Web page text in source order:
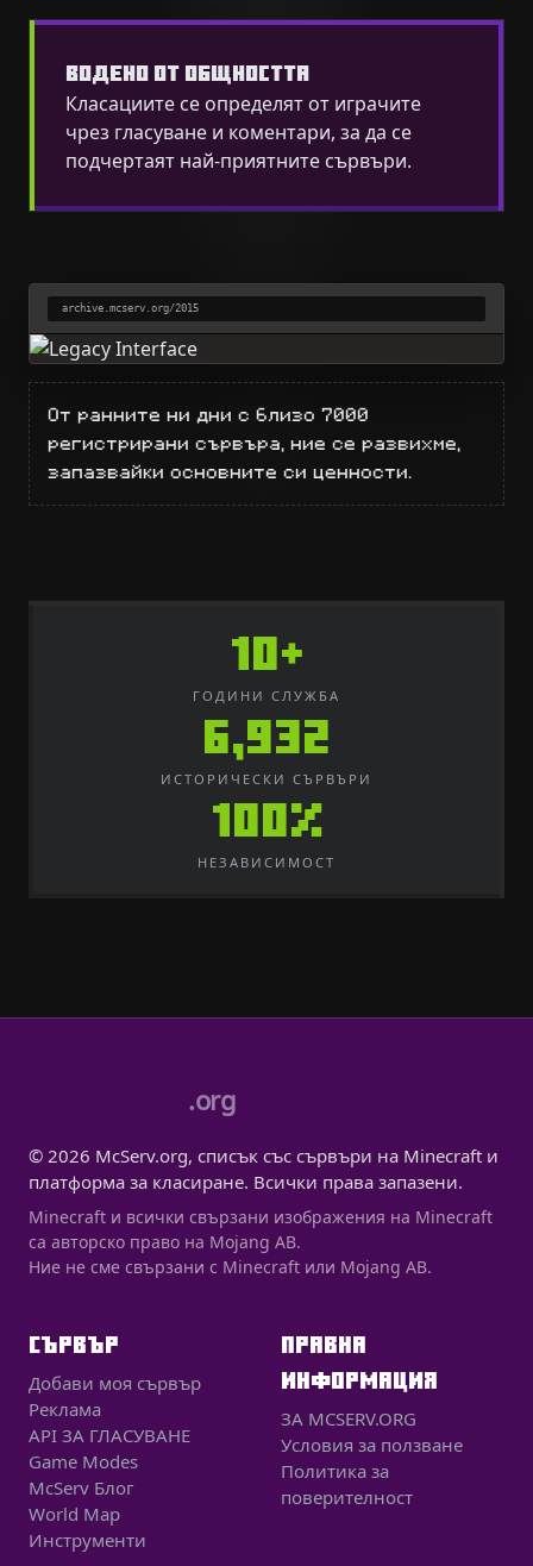
ВОДЕНО ОТ ОБЩНОСТТА
Класациите се определят от играчите
чрез гласуване и коментари, за да се
подчертаят най-приятните сървъри.
archive.mcserv.org/2015
От ранните ни дни с близо 7000
регистрирани сървъра, ние се развихме,
запазвайки основните си ценности.
10+
ГОДИНИ СЛУЖБА
6,932
ИСТОРИЧЕСКИ СЪРВЪРИ
100%
НЕЗАВИСИМОСТ
.org
© 2026 McServ.org, списък със сървъри на Minecraft и
платформа за класиране. Всички права запазени.
Minecraft и всички свързани изображения на Minecraft
са авторско право на Mojang AB.
Ние не сме свързани с Minecraft или Mojang AB.
СЪРВЪР
Добави моя сървър
Реклама
API ЗА ГЛАСУВАНЕ
Game Modes
McServ Блог
World Map
Инструменти
ПРАВНА
ИНФОРМАЦИЯ
ЗА MCSERV.ORG
Условия за ползване
Политика за
поверителност